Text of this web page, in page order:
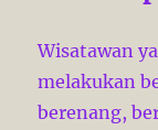
Wisatawan
melakukan
berenang,